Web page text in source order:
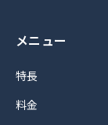
メニュー
特長
料金